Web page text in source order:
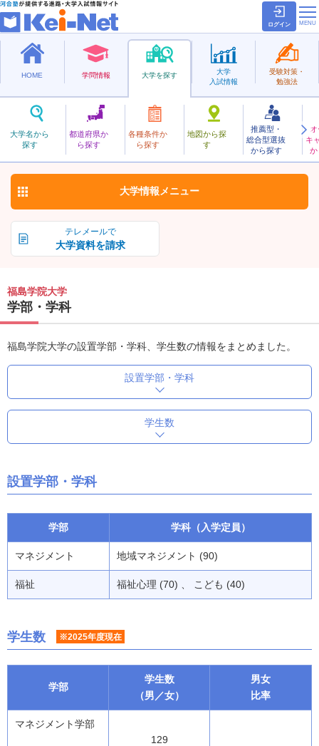
ログイン
HOME 学問情報 大学を探す
大学名から
探す
都道府県か
ら探す
各種条件か
ら探す
地図から探
す
推薦型・
総合型選抜
から探す
キ
か
大学
入試情報
受験対策・
勉強法
私立
ふくしまがくいん
福島学院大学 お気に入り
テレメールで
大学資料を請求
大学情報 メニュー
福島学院大学
学部・学科
福島学院大学の設置学部・学科、学生数の情報をまとめました。
設置学部・学科
学生数
設置学部・学科
学部 学科（入学定員）
マネジメント 地域マネジメント (90)
福祉 福祉心理 (70) 、 こども (40)
学生数 ※2025年度現在
学部
学生数
（男／女）
男女
比率
マネジメント学部
129